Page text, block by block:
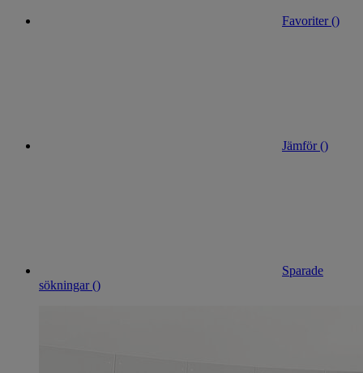
Favoriter ()
Jämför ()
Sparade
sökningar ()